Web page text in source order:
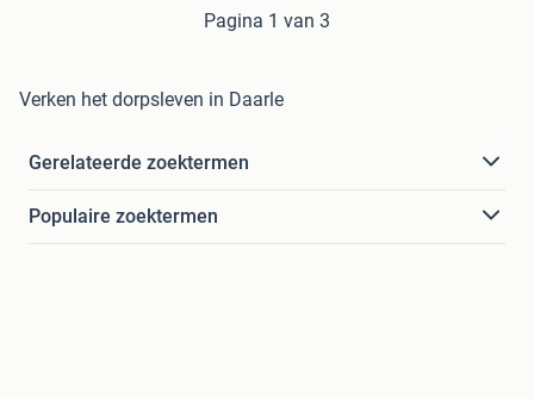
Pagina 1 van 3
Verken het dorpsleven in Daarle
Gerelateerde zoektermen
Populaire zoektermen